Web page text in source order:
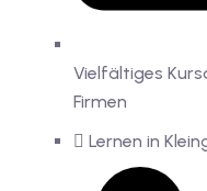
Vielfältiges
Firmen
Lernen in